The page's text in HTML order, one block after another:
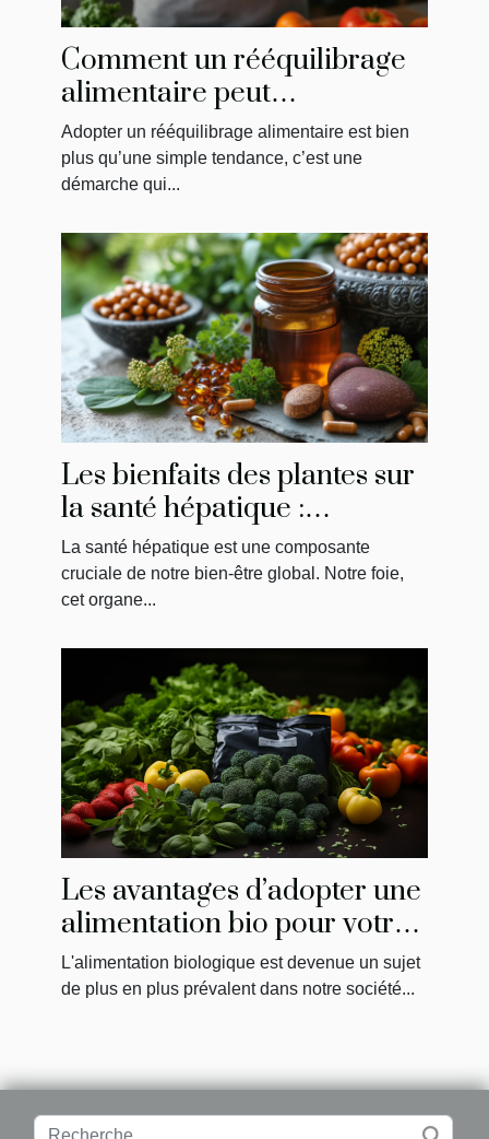
Comment un rééquilibrage
alimentaire peut
transformer votre bien-être
Adopter un rééquilibrage alimentaire est bien
plus qu’une simple tendance, c’est une
démarche qui...
Les bienfaits des plantes sur
la santé hépatique :
comprendre et choisir les
meilleurs compléments
La santé hépatique est une composante
cruciale de notre bien-être global. Notre foie,
cet organe...
Les avantages d’adopter une
alimentation bio pour votre
santé et l'environnement
L'alimentation biologique est devenue un sujet
de plus en plus prévalent dans notre société...